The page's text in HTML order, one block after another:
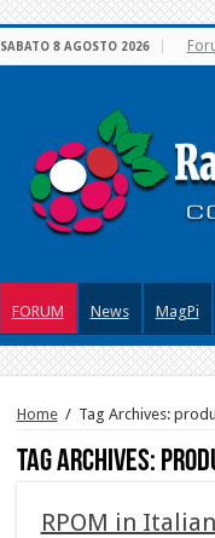
SABATO 8 AGOSTO 2026
FORUM News MagPi
Home / Tag Archives:
Tag Archives:
RPOM in